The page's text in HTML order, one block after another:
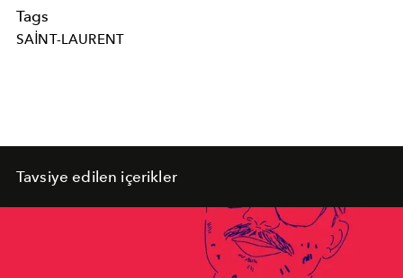
Tags
SAINT-LAURENT
Tavsiye edilen içerikler